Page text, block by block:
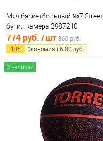
Мяч баскетбольный №7
бутил камера 2987210
774 руб. / шт 860 руб.
-10% Экономия 86.00 руб.
В
Купить в 1 клик
В избранное
В наличии